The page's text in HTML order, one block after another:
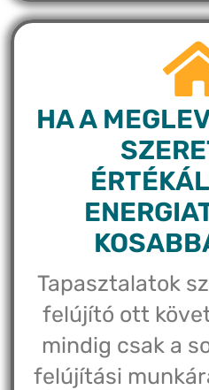
HA A
Tapasztalatok
felújító ott
mindig csak a
felújítási